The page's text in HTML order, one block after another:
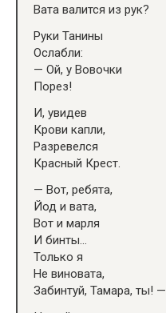
Вата валится из рук?
Руки Танины
Ослабли:
— Ой, у Вовочки
Порез!
И, увидев
Крови капли,
Разревелся
Красный Крест.
— Вот, ребята,
Йод и вата,
Вот и марля
И бинты…
Только я
Не виновата,
Забинтуй, Тамара, ты! —